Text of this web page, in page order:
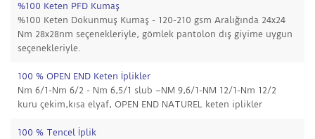
%100 Keten PFD Kumaş
%100 Keten Dokunmuş Kumaş - 120-210 gsm Aralığında 24x24
Nm 28x28nm seçenekleriyle, gömlek pantolon dış giyime uygun
seçenekleriyle.
100 % OPEN END Keten İplikler
Nm 6/1-Nm 6/2 - Nm 6,5/1 slub –NM 9,6/1-NM 12/1-Nm 12/2
kuru çekim,kısa elyaf, OPEN END NATUREL keten iplikler
100 % Tencel İplik